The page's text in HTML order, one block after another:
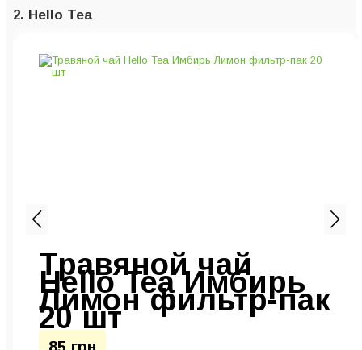
2. Hello Tea
Травяной чай
Hello Tea Имбирь
Лимон фильтр-пак
20 шт